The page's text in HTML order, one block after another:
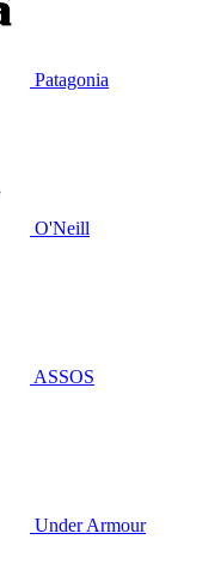
Patagonia
O'Neill
ASSOS
Under Armour